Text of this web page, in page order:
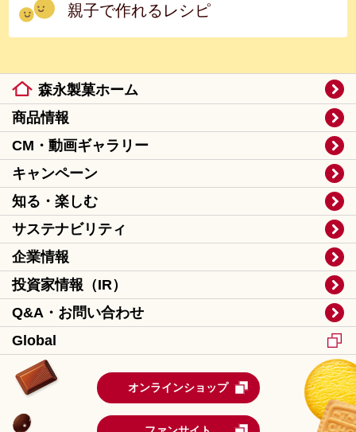
親子で作れるレシピ
森永製菓ホーム
商品情報
CM・動画ギャラリー
キャンペーン
知る・楽しむ
サステナビリティ
企業情報
投資家情報（IR）
Q&A・お問い合わせ
Global
オンラインショップ